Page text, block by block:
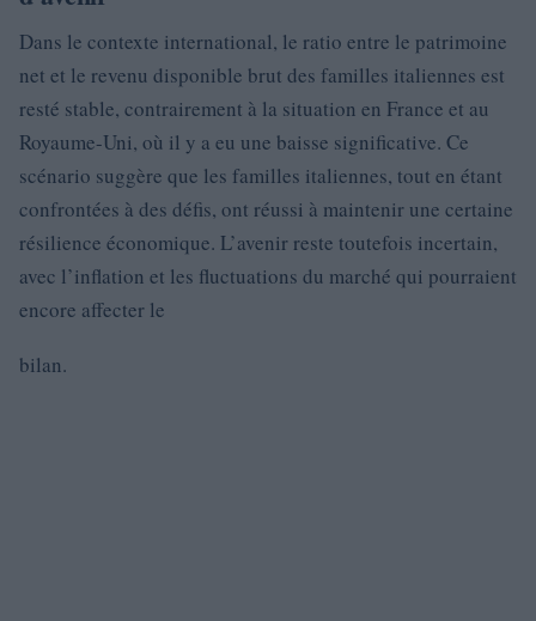
Dans le contexte international, le ratio entre le patrimoine
net et le revenu disponible brut des familles italiennes est
resté stable, contrairement à la situation en France et au
Royaume-Uni, où il y a eu une baisse significative. Ce
scénario suggère que les familles italiennes, tout en étant
confrontées à des défis, ont réussi à maintenir une certaine
résilience économique. L’avenir reste toutefois incertain,
avec l’inflation et les fluctuations du marché qui pourraient
encore affecter le
bilan.